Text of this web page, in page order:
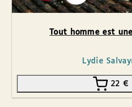
Tout homme est
Lydie
22 €